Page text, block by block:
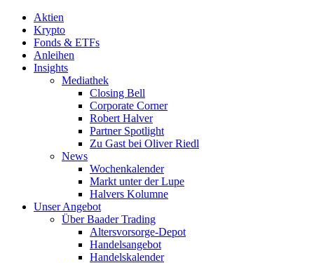
Aktien
Krypto
Fonds & ETFs
Anleihen
Insights
Mediathek
Closing Bell
Corporate Corner
Robert Halver
Partner Spotlight
Zu Gast bei Oliver Riedl
News
Wochenkalender
Markt unter der Lupe
Halvers Kolumne
Unser Angebot
Über Baader Trading
Altersvorsorge-Depot
Handelsangebot
Handelskalender